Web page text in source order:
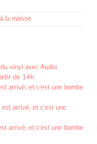
la maison
vinyl avec Audio
de 14h
arrivé, et c’est une bombe
est arrivé, et c’est une
arrivé, et c’est une bombe